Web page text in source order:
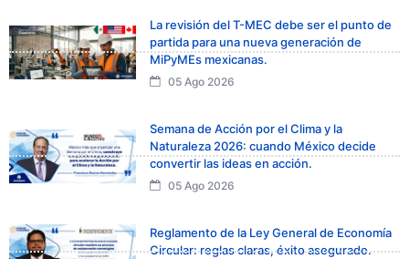
La revisión del T-MEC debe ser el punto de
partida para una nueva generación de
MiPyMEs mexicanas.
05 Ago 2026
Semana de Acción por el Clima y la
Naturaleza 2026: cuando México decide
convertir las ideas en acción.
05 Ago 2026
Reglamento de la Ley General de Economía
Circular: reglas claras, éxito asegurado.